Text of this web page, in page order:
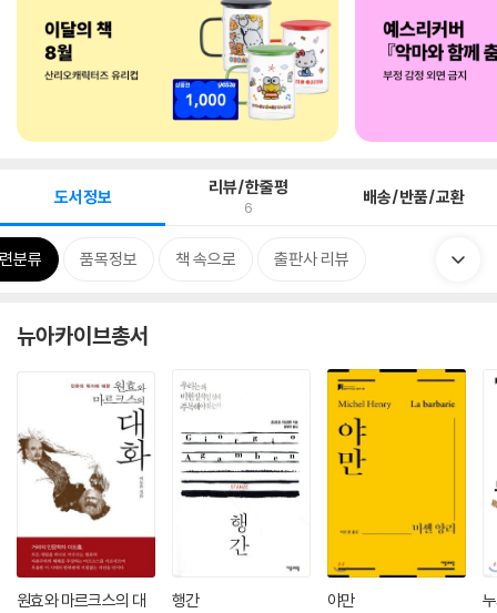
도서정보 리뷰/한줄평
6 배송/반품/교환
분류 품목정보 책 속으로 출판사 리뷰
뉴아카이브총서
원효와 마르크스의 대
행간 야만